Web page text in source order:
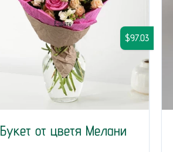
Букет от цветя Мелани
$97.03